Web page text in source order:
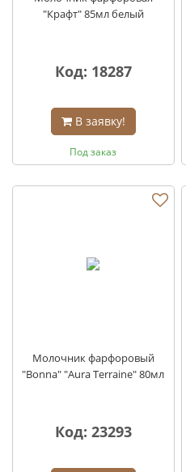
"Крафт" 85мл белый
Код: 18287
В заявку!
Под заказ
Молочник фарфоровый
"Bonna" "Aura Terraine" 80мл
Код: 23293